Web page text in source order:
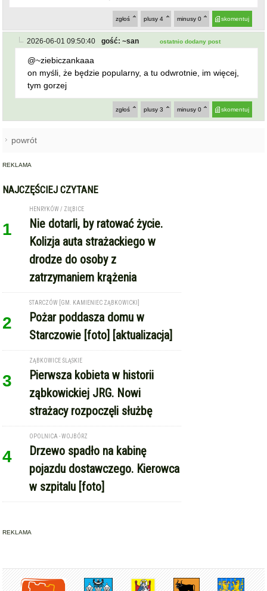
skomentuj
minusy 0
plusy 4
zgłoś
2026-06-01 09:50:40 gość: ~san ostatnio dodany post
@~ziebiczankaaa
on myśli, że będzie popularny, a tu odwrotnie, im więcej,
tym gorzej
skomentuj
minusy 0
plusy 3
zgłoś
powrót
REKLAMA
NAJCZĘŚCIEJ CZYTANE
1
HENRYKÓW / ZIĘBICE
Nie dotarli, by ratować życie.
Kolizja auta strażackiego w
drodze do osoby z
zatrzymaniem krążenia
2
STARCZÓW [GM. KAMIENIEC ZĄBKOWICKI]
Pożar poddasza domu w
Starczowie [foto] [aktualizacja]
3
ZĄBKOWICE ŚLĄSKIE
Pierwsza kobieta w historii
ząbkowickiej JRG. Nowi
strażacy rozpoczęli służbę
4
OPOLNICA - WOJBÓRZ
Drzewo spadło na kabinę
pojazdu dostawczego. Kierowca
w szpitalu [foto]
REKLAMA